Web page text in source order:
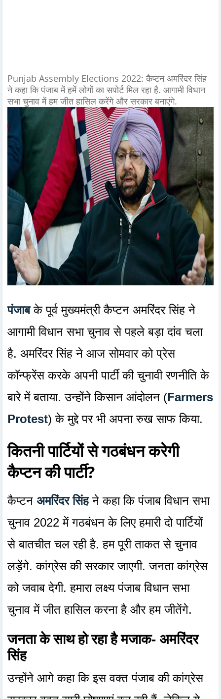
Punjab Assembly Elections 2022: कैप्टन अमरिंदर सिंह
ने कहा कि पंजाब में हमें लोगों का सपोर्ट मिल रहा है. आगामी विधान
सभा चुनाव में हम जीत हासिल करेंगे और सरकार बनाएंगे.
पंजाबके पूर्व मुख्यमंत्री कैप्टन अमरिंदर सिंह ने
आगामी विधान सभा चुनाव से पहले बड़ा दांव चला
है. अमरिंदर सिंह ने आज सोमवार को प्रेस
कॉन्फ्रेंस करके अपनी पार्टी की चुनावी रणनीति के
बारे में बताया. उन्होंने किसान आंदोलन (Farmers
Protest) के मुद्दे पर भी अपना रुख साफ किया.
कितनी पार्टियों से गठबंधन करेगी
कैप्टन की पार्टी?
कैप्टन अमरिंदर सिंहने कहा कि पंजाब विधान सभा
चुनाव 2022 में गठबंधन के लिए हमारी दो पार्टियों
से बातचीत चल रही है. हम पूरी ताकत से चुनाव
लड़ेंगे. कांग्रेस की सरकार जाएगी. जनता कांग्रेस
को जवाब देगी. हमारा लक्ष्य पंजाब विधान सभा
चुनाव में जीत हासिल करना है और हम जीतेंगे.
जनता के साथ हो रहा है मजाक- अमरिंदर
सिंह
उन्होंने आगे कहा कि इस वक्त पंजाब की कांग्रेस